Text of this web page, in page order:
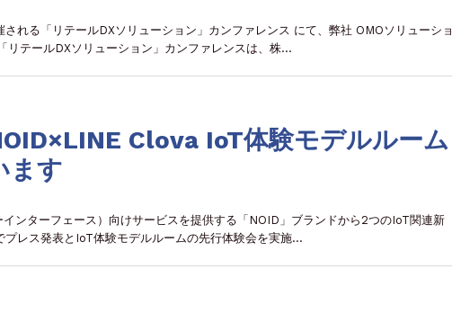
れる「リテールDXソリューション」カンファレンス にて、弊社 OMOソリューショ
リテールDXソリューション」カンファレンスは、株…
Clova IoT体験モデルルーム
ます
ンターフェース）向けサービスを提供する「NOID」ブランドから2つのIoT関連新
レス発表とIoT体験モデルルームの先行体験会を実施…